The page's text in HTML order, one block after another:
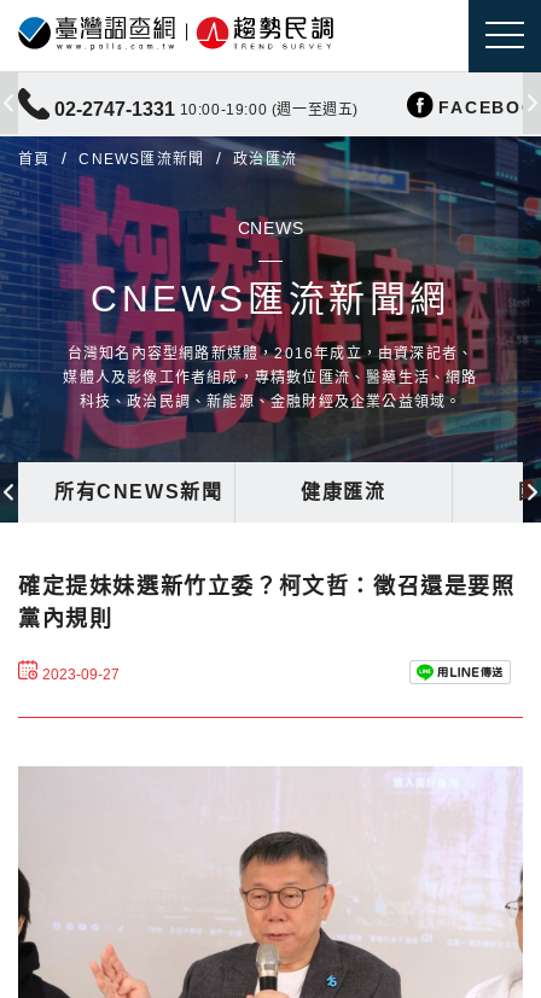
02-2747-1331 10:00-19:00 (週一至週五)
首頁 CNEWS匯流新聞 政治匯流
CNEWS
CNEWS匯流新聞網
台灣知名內容型網路新媒體，2016年成立，由資深記者、
媒體人及影像工作者組成，專精數位匯流、醫藥生活、網路
科技、政治民調、新能源、金融財經及企業公益領域。
所有CNEWS新聞 健康匯流
確定提妹妹選新竹立委？柯文哲：徵召還是要照
黨內規則
2023-09-27